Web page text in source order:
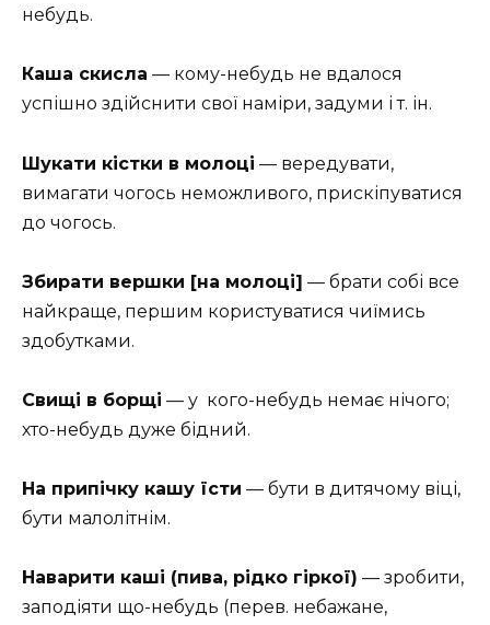
небудь.
Каша скисла — кому-небудь не вдалося
успішно здійснити свої наміри, задуми і т. ін.
Шукати кістки в молоці — вередувати,
вимагати чогось неможливого, прискіпуватися
до чогось.
Збирати вершки [на молоці] — брати собі все
найкраще, першим користуватися чиїмись
здобутками.
Свищі в борщі — у кого-небудь немає нічого;
хто-небудь дуже бідний.
На припічку кашу їсти — бути в дитячому віці,
бути малолітнім.
Наварити каші (пива, рідко гіркої) — зробити,
заподіяти що-небудь (перев. небажане,